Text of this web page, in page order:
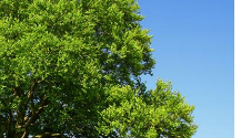
grigio, sottile e liscia.
calorifico.